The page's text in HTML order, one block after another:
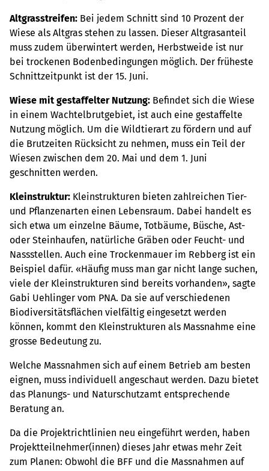
Altgrasstreifen: Bei jedem Schnitt sind 10 Prozent der
Wiese als Altgras stehen zu lassen. Dieser Altgrasanteil
muss zudem überwintert werden, Herbstweide ist nur
bei trockenen Bodenbedingungen möglich. Der früheste
Schnittzeitpunkt ist der 15. Juni.
Wiese mit gestaffelter Nutzung: Befindet sich die Wiese
in einem Wachtelbrutgebiet, ist auch eine gestaffelte
Nutzung möglich. Um die Wildtierart zu fördern und auf
die Brutzeiten Rücksicht zu nehmen, muss ein Teil der
Wiesen zwischen dem 20. Mai und dem 1. Juni
geschnitten werden.
Kleinstruktur: Kleinstrukturen bieten zahlreichen Tier-
und Pflanzenarten einen Lebensraum. Dabei handelt es
sich etwa um einzelne Bäume, Totbäume, Büsche, Ast-
oder Steinhaufen, natürliche Gräben oder Feucht- und
Nassstellen. Auch eine Trockenmauer im Rebberg ist ein
Beispiel dafür. «Häufig muss man gar nicht lange suchen,
viele der Kleinstrukturen sind bereits vorhanden», sagte
Gabi Uehlinger vom PNA. Da sie auf verschiedenen
Biodiversitätsflächen vielfältig eingesetzt werden
können, kommt den Kleinstrukturen als Massnahme eine
grosse Bedeutung zu.
Welche Massnahmen sich auf einem Betrieb am besten
eignen, muss individuell angeschaut werden. Dazu bietet
das Planungs- und Naturschutzamt entsprechende
Beratung an.
Da die Projektrichtlinien neu eingeführt werden, haben
Projektteilnehmer(innen) dieses Jahr etwas mehr Zeit
zum Planen: Obwohl die BFF und die Massnahmen auf